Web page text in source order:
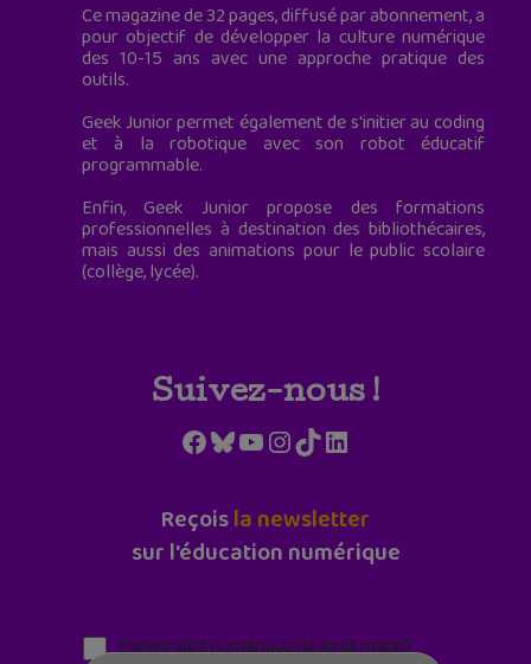
Ce magazine de 32 pages, diffusé par abonnement, a
pour objectif de développer la culture numérique
des 10-15 ans avec une approche pratique des
outils.
Geek Junior permet également de s'initier au coding
et à la robotique avec son robot éducatif
programmable.
Enfin, Geek Junior propose des formations
professionnelles à destination des bibliothécaires,
mais aussi des animations pour le public scolaire
(collège, lycée).
Suivez-nous !
Facebook
Bluesky
YouTube
Instagram
TikTokLinkedIn
Reçoisla newsletter
sur l'éducation numérique
Parentalité numérique (le lundi matin)